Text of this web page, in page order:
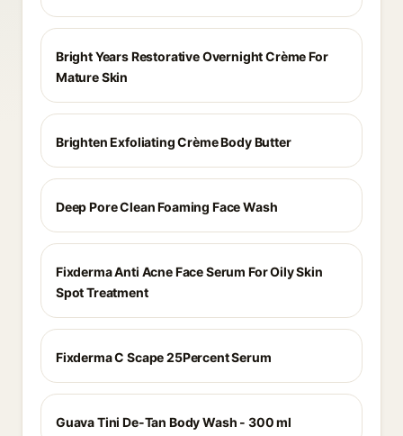
Bright Years Restorative Overnight Crème For
Mature Skin
Brighten Exfoliating Crème Body Butter
Deep Pore Clean Foaming Face Wash
Fixderma Anti Acne Face Serum For Oily Skin
Spot Treatment
Fixderma C Scape 25Percent Serum
Guava Tini De-Tan Body Wash - 300 ml